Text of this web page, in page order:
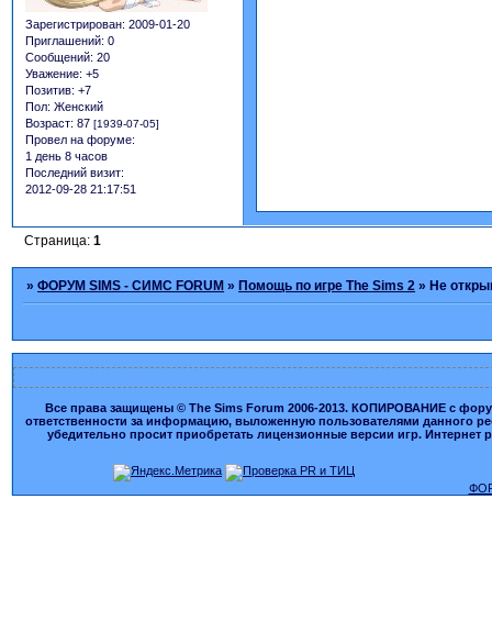
Зарегистрирован: 2009-01-20
Приглашений: 0
Сообщений: 20
Уважение: +5
Позитив: +7
Пол: Женский
Возраст: 87 [1939-07-05]
Провел на форуме:
1 день 8 часов
Последний визит:
2012-09-28 21:17:51
Страница:1
»ФОРУМ SIMS - СИМС FORUM » Помощь по игре The Sims 2 » Не
Все права защищены © The Sims Forum 2006-2013. КОПИРОВАНИЕ с
ответственности за информацию, выложенную пользователями данного
убедительно просит приобретать лицензионные версии игр.